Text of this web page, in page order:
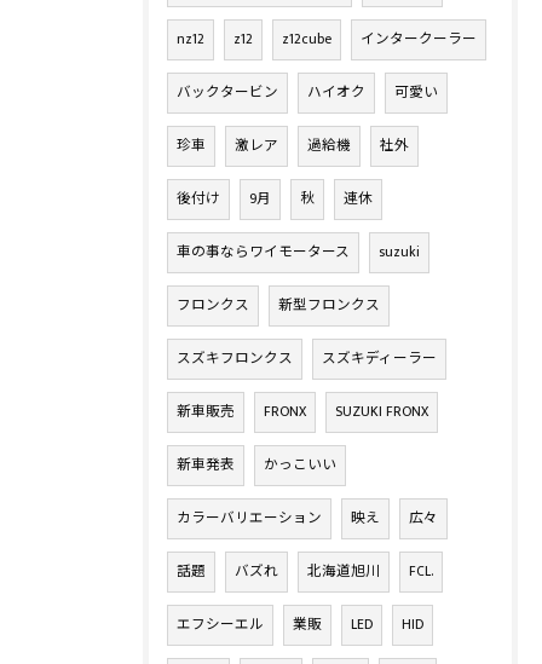
nz12 z12 z12cube インタークーラー
バックタービン ハイオク 可愛い
珍車 激レア 過給機 社外
後付け 9月 秋 連休
車の事ならワイモータース suzuki
フロンクス 新型フロンクス
スズキフロンクス スズキディーラー
新車販売 FRONX SUZUKI FRONX
新車発表 かっこいい
カラーバリエーション 映え 広々
話題 バズれ 北海道旭川 FCL.
エフシーエル 業販 LED HID